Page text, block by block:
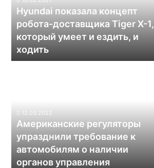
Tiger
который
умеет
и
Hyundai показала концепт
робота-доставщика Tiger X-1,
который умеет и ездить, и
ходить
автомобилям
наличии
органов
управления
12.03.2022
Американские регуляторы
упразднили требование к
автомобилям о наличии
органов управления